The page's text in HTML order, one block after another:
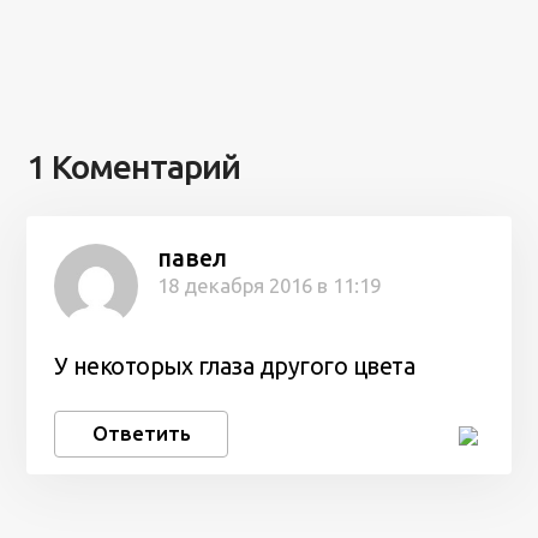
1 Коментарий
павел
18 декабря 2016 в 11:19
У некоторых глаза другого цвета
Ответить